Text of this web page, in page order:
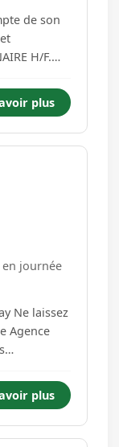
de son
H/F.
le cahier
plus
en journée
Agence
de
plus